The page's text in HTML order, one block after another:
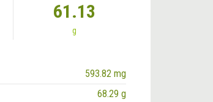
61.13
g
593.82 mg
68.29 g